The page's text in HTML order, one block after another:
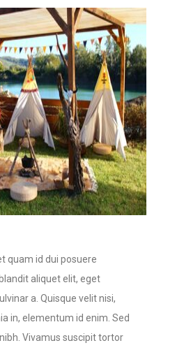
quam id dui posuere
aliquet elit, eget
a. Quisque velit nisi,
in, elementum id enim. Sed
Vivamus suscipit tortor